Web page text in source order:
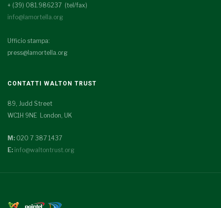
+ (39) 081.986237 (tel/fax)
info@lamortella.org
Ufficio stampa:
press@lamortella.org
CONTATTI WALTON TRUST
89, Judd Street
WC1H 9NE London, UK
M: 020 7 387 1437
E: info@waltontrust.org